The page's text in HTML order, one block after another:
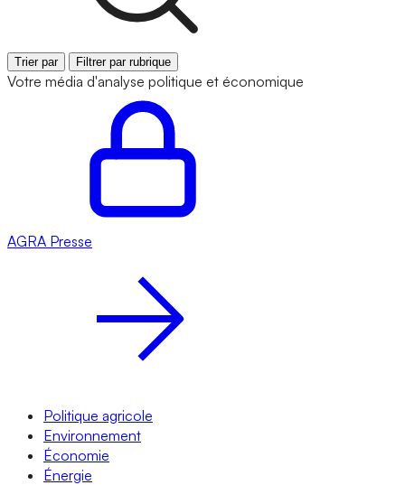
Trier par Filtrer par rubrique
Votre média d'analyse politique et économique
AGRA Presse
Politique agricole
Environnement
Économie
Énergie